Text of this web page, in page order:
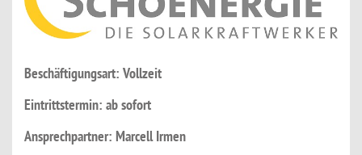
Beschäftigungsart: Vollzeit
Eintrittstermin: ab sofort
Ansprechpartner: Marcell Irmen